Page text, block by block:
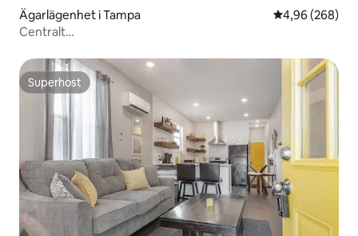
Ägarlägenhet i Tampa 4,96 av 5 i
4,96 (268)
Centralt
Superhost
Superhost